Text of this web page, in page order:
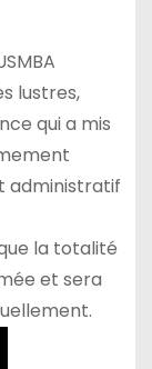
lustres,
qui a mis
administratif
la totalité
et sera